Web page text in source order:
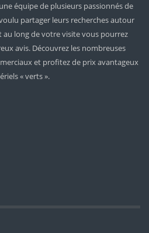
équipe de plusieurs passionnés de
partager leurs recherches autour
au long de votre visite vous pourrez
avis. Découvrez les nombreuses
et profitez de prix avantageux
« verts ».